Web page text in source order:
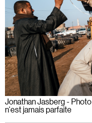
Jonathan Jasberg -
n'est jamais parfaite